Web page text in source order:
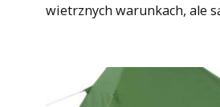
wietrznych warunkach, ale